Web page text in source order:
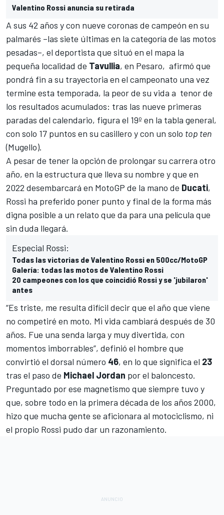
Valentino Rossi anuncia su retirada
A sus 42 años y con nueve coronas de campeón en su
palmarés –las siete últimas en la categoría de las motos
pesadas–, el deportista que situó en el mapa la
pequeña localidad de Tavullia, en Pesaro, afirmó que
pondrá fin a su trayectoria en el campeonato una vez
termine esta temporada, la peor de su vida a tenor de
los resultados acumulados: tras las nueve primeras
paradas del calendario, figura el 19º en la tabla general,
con solo 17 puntos en su casillero y con un solo top ten
(Mugello).
A pesar de tener la opción de prolongar su carrera otro
año, en la estructura que lleva su nombre y que en
2022 desembarcará en MotoGP de la mano de Ducati,
Rossi ha preferido poner punto y final de la forma más
digna posible a un relato que da para una película que
sin duda llegará.
Especial Rossi:
Todas las victorias de Valentino Rossi en 500cc/MotoGP
Galería: todas las motos de Valentino Rossi
20 campeones con los que coincidió Rossi y se 'jubilaron'
antes
“Es triste, me resulta difícil decir que el año que viene
no competiré en moto. Mi vida cambiará después de 30
años. Fue una senda larga y muy divertida, con
momentos imborrables”, definió el hombre que
convirtió el dorsal número 46, en lo que significa el 23
tras el paso de Michael Jordan por el baloncesto.
Preguntado por ese magnetismo que siempre tuvo y
que, sobre todo en la primera década de los años 2000,
hizo que mucha gente se aficionara al motociclismo, ni
el propio Rossi pudo dar un razonamiento.